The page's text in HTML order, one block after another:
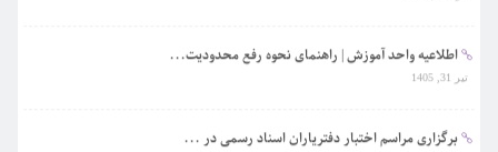
اطلاعیه واحد آموزش | راهنمای نحوه رفع محدودیت...
تیر 31, 1405
برگزاری مراسم اختبار دفتریاران اسناد رسمی در ...